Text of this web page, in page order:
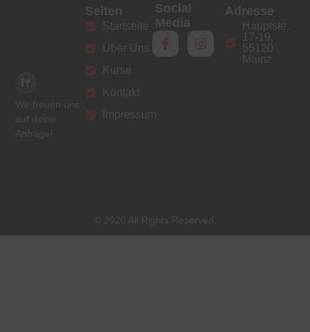
Wir freuen uns
auf deine
Anfrage!
Seiten
Startseite
Über Uns
Kurse
Kontakt
Impressum
Adresse
Hauptste.
17-19,
55120
Mainz
Social
Media
© 2026 All Rights Reserved.